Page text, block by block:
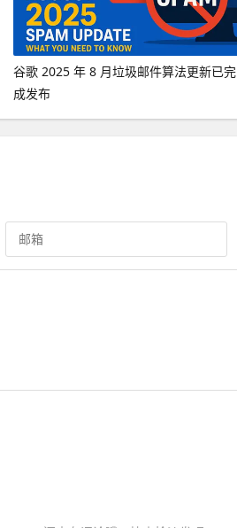
谷歌 2025 年 8 月垃圾邮件算法更新已完
成发布